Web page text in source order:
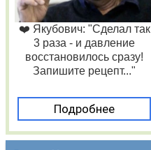
❤️ Якубович: "Сделал так
3 раза - и давление
восстановилось сразу!
Запишите рецепт..."
Подробнее